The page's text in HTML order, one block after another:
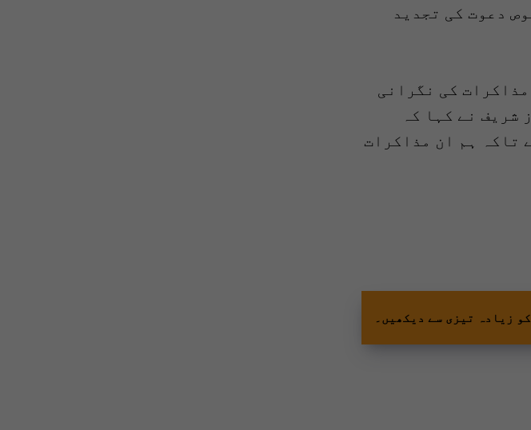
دعوت کی تجدید
کی نگرانی
شریف نے کہا کہ
تاکہ ہم ان مذاکرات
زیادہ تیزی سے دیکھیں۔